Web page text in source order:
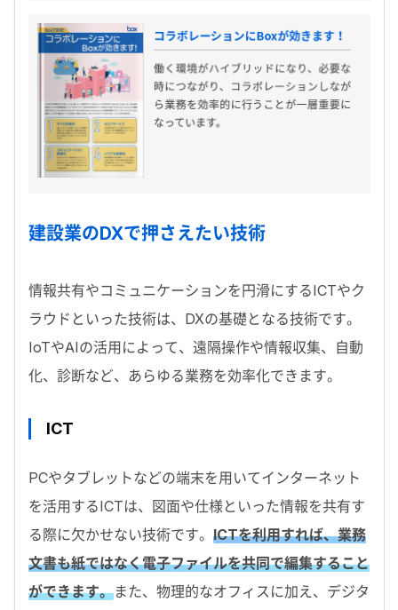
建設業のDXで押さえたい技術
情報共有やコミュニケーションを円滑にするICTやク
ラウドといった技術は、DXの基礎となる技術です。
IoTやAIの活用によって、遠隔操作や情報収集、自動
化、診断など、あらゆる業務を効率化できます。
ICT
PCやタブレットなどの端末を用いてインターネット
を活用するICTは、図面や仕様といった情報を共有す
る際に欠かせない技術です。 ICTを利用すれば、業務
文書も紙ではなく電子ファイルを共同で編集すること
ができます。また、物理的なオフィスに加え、デジタ